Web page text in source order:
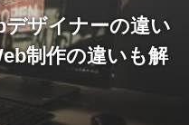
ザイナーの違い
制作の違いも解